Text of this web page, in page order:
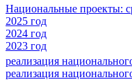
Национальные проекты:
2025 год
2024 год
2023 год
реализация
реализация